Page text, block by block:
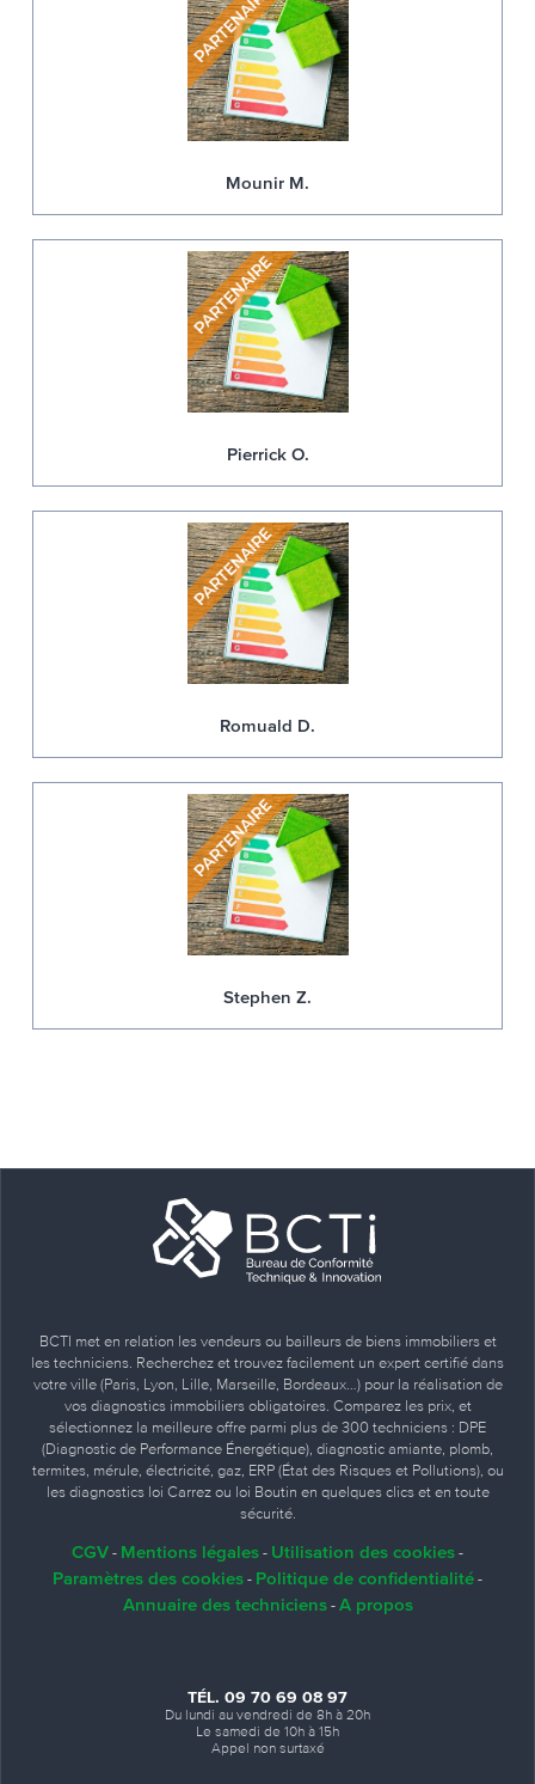
Mounir M.
Pierrick O.
Romuald D.
Stephen Z.
BCTI met en relation les vendeurs ou bailleurs de biens immobiliers et
les techniciens. Recherchez et trouvez facilement un expert certifié dans
votre ville (Paris, Lyon, Lille, Marseille, Bordeaux…) pour la réalisation de
vos diagnostics immobiliers obligatoires. Comparez les prix, et
sélectionnez la meilleure offre parmi plus de 300 techniciens : DPE
(Diagnostic de Performance Énergétique), diagnostic amiante, plomb,
termites, mérule, électricité, gaz, ERP (État des Risques et Pollutions), ou
les diagnostics loi Carrez ou loi Boutin en quelques clics et en toute
sécurité.
CGV - Mentions légales - Utilisation des cookies -
Paramètres des cookies - Politique de confidentialité -
Annuaire des techniciens- A propos
TÉL. 09 70 69 08 97
Du lundi au vendredi de 8h à 20h
Le samedi de 10h à 15h
Appel non surtaxé